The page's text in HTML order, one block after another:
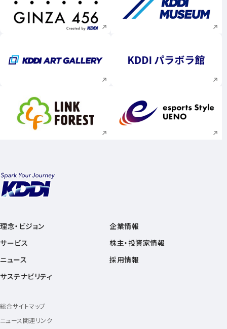
新規ウィンドウで開く 新規ウィンドウで
新規ウィンドウで開く 新規ウィンドウで
新規ウィンドウで開く 新規ウィンドウで
理念・ビジョン
サービス
ニュース
サステナビリティ
企業情報
株主・投資家情報
採用情報
総合サイトマップ
ニュース関連リンク